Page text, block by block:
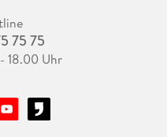
75 75
18.00 Uhr